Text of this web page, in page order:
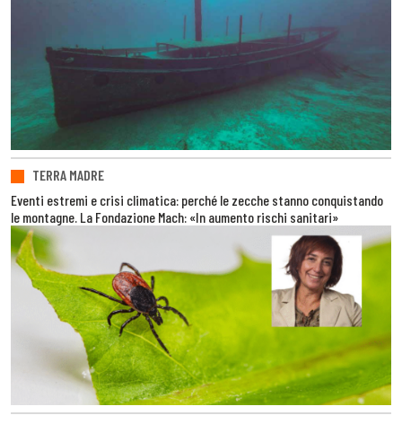
TERRA MADRE
Eventi estremi e crisi climatica: perché le zecche stanno conquistando
le montagne. La Fondazione Mach: «In aumento rischi sanitari»